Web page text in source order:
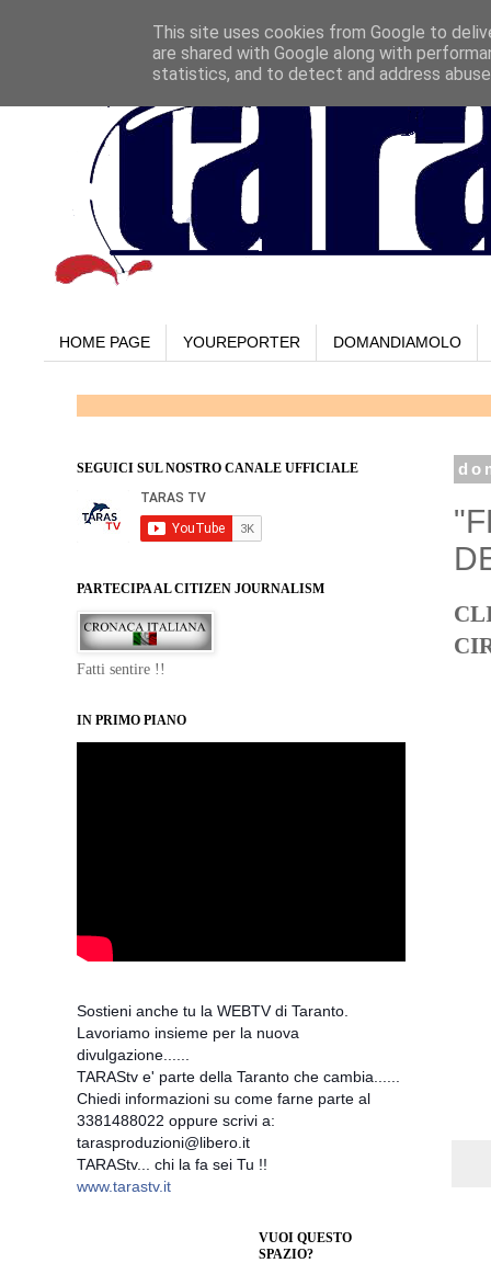
HOME PAGE YOUREPORTER DOMANDIAMOLO
SEGUICI SUL NOSTRO CANALE UFFICIALE
PARTECIPA AL CITIZEN JOURNALISM
Fatti sentire !!
IN PRIMO PIANO
Sostieni anche tu la WEBTV di Taranto.
Lavoriamo insieme per la nuova
divulgazione......
TARAStv e' parte della Taranto che cambia......
Chiedi informazioni su come farne parte al
3381488022 oppure scrivi a:
tarasproduzioni@libero.it
TARAStv... chi la fa sei Tu !!
www.tarastv.it
VUOI QUESTO
SPAZIO?
This site uses cookies from Google to
are shared with Google along with
statistics, and to detect and address